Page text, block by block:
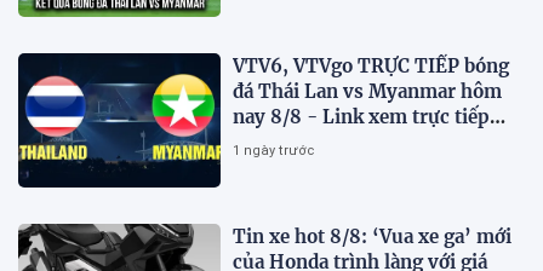
VTV6, VTVgo TRỰC TIẾP bóng
đá Thái Lan vs Myanmar hôm
nay 8/8 - Link xem trực tiếp
AFF Cup 2026 mới nhất
1 ngày trước
Tin xe hot 8/8: ‘Vua xe ga’ mới
của Honda trình làng với giá